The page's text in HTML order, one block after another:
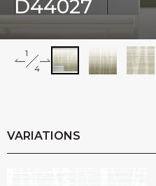
D44027
1
2 4
VARIATIONS